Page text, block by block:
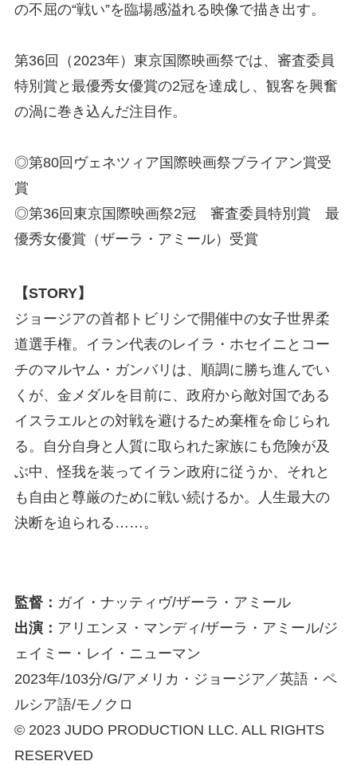
の不屈の“戦い”を臨場感溢れる映像で描き出す。
第36回（2023年）東京国際映画祭では、審査委員
特別賞と最優秀女優賞の2冠を達成し、観客を興奮
の渦に巻き込んだ注目作。
◎第80回ヴェネツィア国際映画祭ブライアン賞受
賞
◎第36回東京国際映画祭2冠 審査委員特別賞 最
優秀女優賞（ザーラ・アミール）受賞
【STORY】
ジョージアの首都トビリシで開催中の女子世界柔
道選手権。イラン代表のレイラ・ホセイニとコー
チのマルヤム・ガンバリは、順調に勝ち進んでい
くが、金メダルを目前に、政府から敵対国である
イスラエルとの対戦を避けるため棄権を命じられ
る。自分自身と人質に取られた家族にも危険が及
ぶ中、怪我を装ってイラン政府に従うか、それと
も自由と尊厳のために戦い続けるか。人生最大の
決断を迫られる……。
監督： ガイ・ナッティヴ/ザーラ・アミール
出演： アリエンヌ・マンディ/ザーラ・アミール/ジ
ェイミー・レイ・ニューマン
2023年/103分/G/アメリカ・ジョージア／英語・ペ
ルシア語/モノクロ
© 2023 JUDO PRODUCTION LLC. ALL RIGHTS
RESERVED